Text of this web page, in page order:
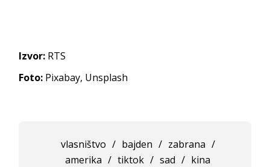
Izvor: RTS
Foto: Pixabay, Unsplash
vlasništvo / bajden / zabrana /
amerika / tiktok / sad / kina